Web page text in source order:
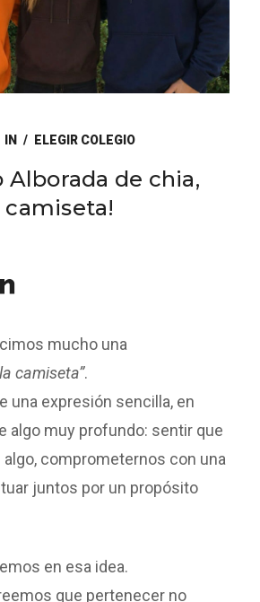
IN ELEGIR COLEGIO
Alborada de chia,
camiseta!
mucho una
camiseta”.
una expresión sencilla, en
algo muy profundo: sentir que
comprometernos con una
juntos por un propósito
en esa idea.
que pertenecer no